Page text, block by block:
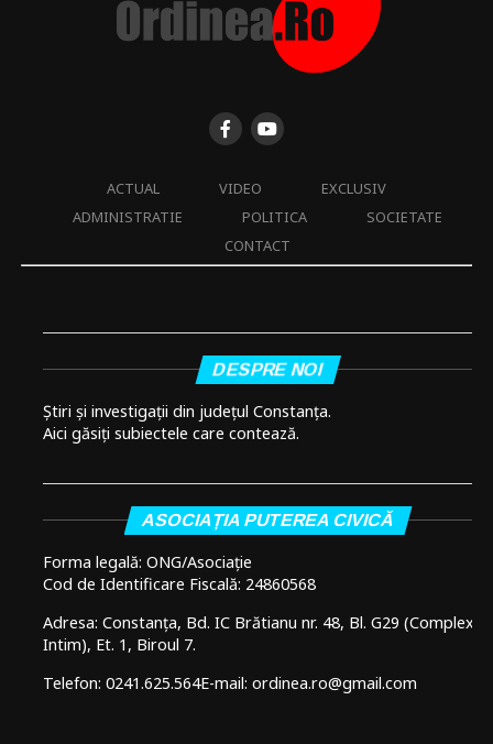
ACTUAL VIDEO
EXCLUSIV
ADMINISTRATIE
POLITICA
SOCIETATE
CONTACT
DESPRE NOI
Știri și investigații din județul Constanța.
Aici găsiți subiectele care contează.
ASOCIAȚIA PUTEREA CIVICĂ
Forma legală: ONG/Asociație
Cod de Identificare Fiscală: 24860568
Adresa: Constanța, Bd. IC Brătianu nr. 48, Bl. G29 (Complex
Intim), Et. 1, Biroul 7.
Telefon: 0241.625.564E-mail: ordinea.ro@gmail.com